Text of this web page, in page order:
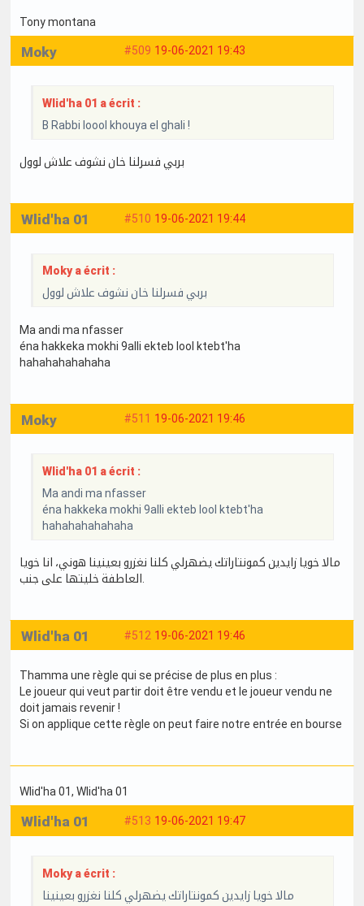
Tony montana
#509 19-06-2021 19:43
Moky
Wlid'ha 01 a écrit :
B Rabbi loool khouya el ghali !
بربي فسرلنا خان نشوف علاش لوول
#510 19-06-2021 19:44
Wlid'ha 01
Moky a écrit :
بربي فسرلنا خان نشوف علاش لوول
Ma andi ma nfasser
éna hakkeka mokhi 9alli ekteb lool ktebt'ha
hahahahahahaha
#511 19-06-2021 19:46
Moky
Wlid'ha 01 a écrit :
Ma andi ma nfasser
éna hakkeka mokhi 9alli ekteb lool ktebt'ha
hahahahahahaha
مالا خويا زايدين كمونتاراتك يضهرلي كلنا نغزرو بعينينا هوني، انا خويا
العاطفة خليتها على جنب.
#512 19-06-2021 19:46
Wlid'ha 01
Thamma une règle qui se précise de plus en plus :
Le joueur qui veut partir doit être vendu et le joueur vendu ne
doit jamais revenir !
Si on applique cette règle on peut faire notre entrée en bourse
Wlid'ha 01, Wlid'ha 01
#513 19-06-2021 19:47
Wlid'ha 01
Moky a écrit :
مالا خويا زايدين كمونتاراتك يضهرلي كلنا نغزرو بعينينا